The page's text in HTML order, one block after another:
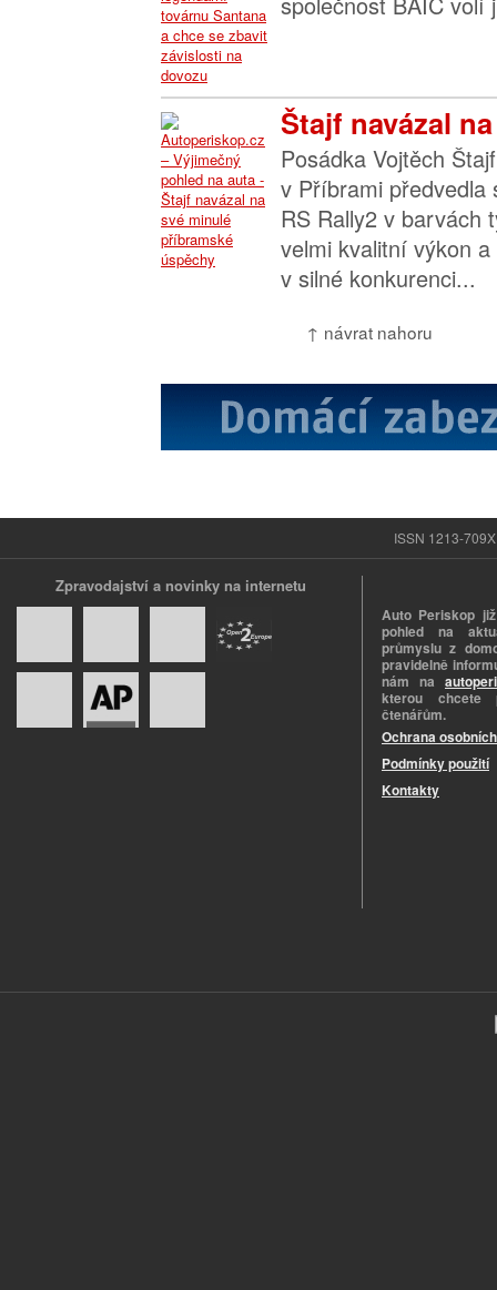
Štajf navázal
Posádka Vojtěch
v Příbrami předvedla
RS Rally2 v barvách
velmi kvalitní výkon
v silné konkurenci...
↑ návrat nahoru
ISSN 1213-
Zpravodajství a novinky na internetu
Auto Periskop
pohled na
průmyslu z
pravidelně
nám na
kterou chcete
čtenářům.
Ochrana
Podmínky použití
Kontakty